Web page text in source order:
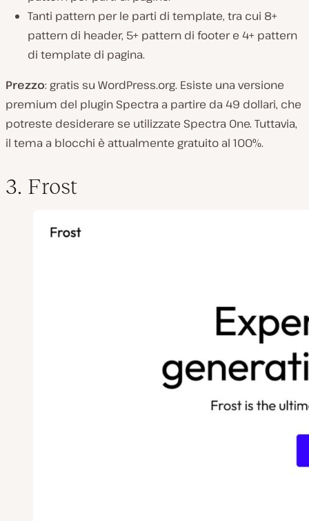
Tanti pattern per le parti di template, tra cui 8+
pattern di header, 5+ pattern di footer e 4+ pattern
di template di pagina.
Prezzo: gratis su WordPress.org. Esiste una versione
premium del plugin Spectra a partire da 49 dollari, che
potreste desiderare se utilizzate Spectra One. Tuttavia,
il tema a blocchi è attualmente gratuito al 100%.
3. Frost